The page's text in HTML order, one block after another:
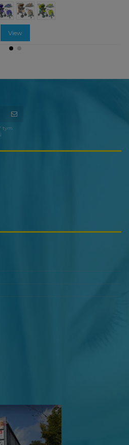
View
tym